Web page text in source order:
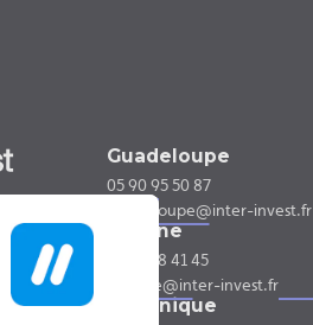
Guadeloupe
05 90 95 50 87
guadeloupe@inter-invest.fr
Guyane
05 94 28 41 45
guyane@inter-invest.fr
Martinique